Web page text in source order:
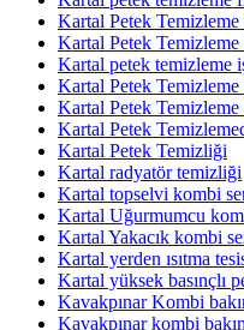
Kartal Petek Temizleme
Kartal Petek
Kartal petek temizleme
Kartal Petek
Kartal Petek Temizleme
Kartal Petek
Kartal Petek Temizliği
Kartal radyatör temizliği
Kartal topselvi kombi
Kartal Uğurmumcu
Kartal Yakacık kombi
Kartal yerden ısıtma
Kartal yüksek basınçlı
Kavakpınar Kombi
Kavakpınar kombi